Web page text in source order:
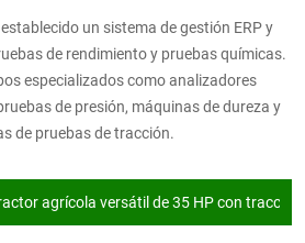
un sistema de gestión ERP y
de rendimiento y pruebas químicas.
especializados como analizadores
de presión, máquinas de dureza y
de pruebas de tracción.